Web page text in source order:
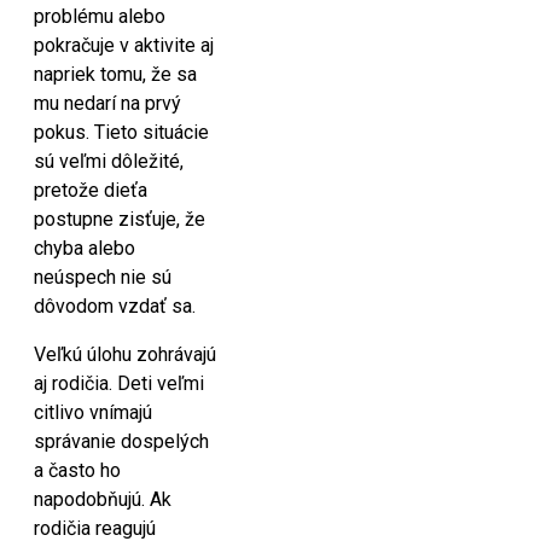
problému alebo
pokračuje v aktivite aj
napriek tomu, že sa
mu nedarí na prvý
pokus. Tieto situácie
sú veľmi dôležité,
pretože dieťa
postupne zisťuje, že
chyba alebo
neúspech nie sú
dôvodom vzdať sa.
Veľkú úlohu zohrávajú
aj rodičia. Deti veľmi
citlivo vnímajú
správanie dospelých
a často ho
napodobňujú. Ak
rodičia reagujú